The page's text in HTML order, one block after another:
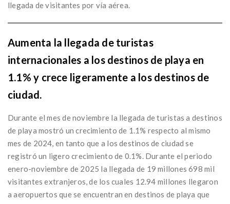
llegada de visitantes por vía aérea.
Aumenta la llegada de turistas
internacionales a los destinos de playa en
1.1% y crece ligeramente a los destinos de
ciudad.
Durante el mes de noviembre la llegada de turistas a destinos
de playa mostró un crecimiento de 1.1% respecto al mismo
mes de 2024, en tanto que a los destinos de ciudad se
registró un ligero crecimiento de 0.1%. Durante el periodo
enero-noviembre de 2025 la llegada de 19 millones 698 mil
visitantes extranjeros, de los cuales 12.94 millones llegaron
a aeropuertos que se encuentran en destinos de playa que